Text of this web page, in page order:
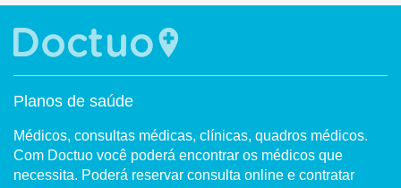
Planos de saúde
Médicos, consultas médicas, clínicas, quadros médicos.
Com Doctuo você poderá encontrar os médicos que
necessita. Poderá reservar consulta online e contratar